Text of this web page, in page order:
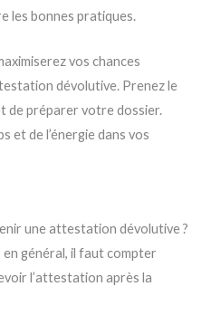
les bonnes pratiques.
vos chances
dévolutive. Prenez le
de préparer votre dossier.
et de l’énergie dans vos
une attestation dévolutive ?
en général, il faut compter
l’attestation après la